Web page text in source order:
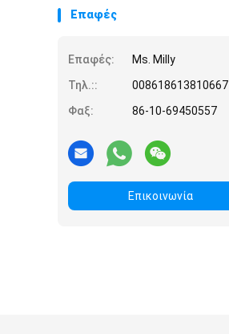
Επαφές
Επαφές:
Ms. Milly
Τηλ.::
008618613810667
Φαξ:
86-10-69450557
Επικοινωνία